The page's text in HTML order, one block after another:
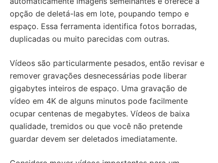
opção de deletá-las em lote, poupando tempo e
espaço. Essa ferramenta identifica fotos borradas,
duplicadas ou muito parecidas com outras.
Vídeos são particularmente pesados, então revisar e
remover gravações desnecessárias pode liberar
gigabytes inteiros de espaço. Uma gravação de
vídeo em 4K de alguns minutos pode facilmente
ocupar centenas de megabytes. Vídeos de baixa
qualidade, tremidos ou que você não pretende
guardar devem ser deletados imediatamente.